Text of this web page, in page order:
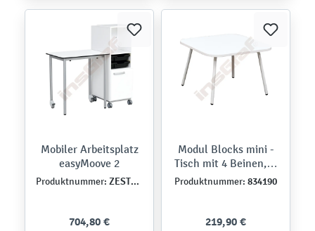
Mobiler Arbeitsplatz
easyMoove 2
Produktnummer: ZEST5519
704,80 €
Modul Blocks mini -
Tisch mit 4 Beinen, H
40
Produktnummer: 834190
219,90 €